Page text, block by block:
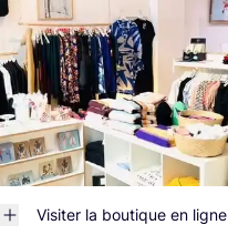
Visiter la boutique en ligne